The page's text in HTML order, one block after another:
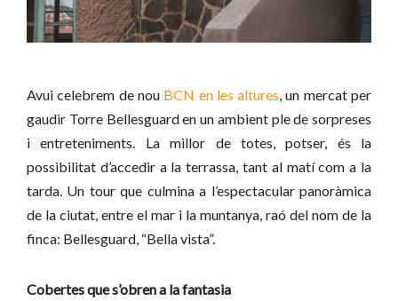
Avui celebrem de nou BCN en les altures, un mercat per
gaudir Torre Bellesguard en un ambient ple de sorpreses
i entreteniments. La millor de totes, potser, és la
possibilitat d’accedir a la terrassa, tant al matí com a la
tarda. Un tour que culmina a l’espectacular panoràmica
de la ciutat, entre el mar i la muntanya, raó del nom de la
finca: Bellesguard, “Bella vista”.
Cobertes que s’obren a la fantasia